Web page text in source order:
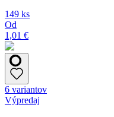
149 ks
Od
1,01 €
6 variantov
Výpredaj